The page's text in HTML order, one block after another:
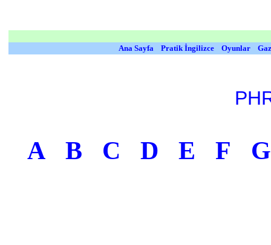
Ana Sayfa Pratik İngilizce Oyunlar
A B C D E F